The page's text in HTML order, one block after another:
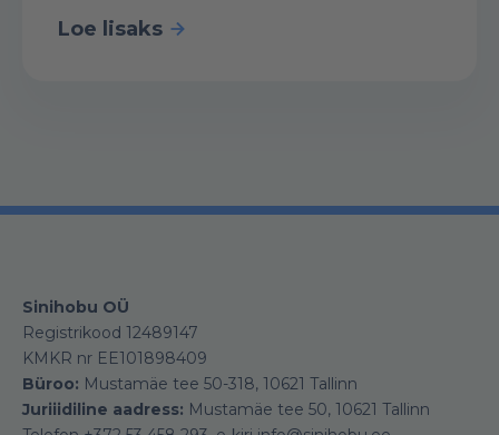
Loe lisaks
Sinihobu OÜ
Registrikood 12489147
KMKR nr EE101898409
Büroo: Mustamäe tee 50-318, 10621 Tallinn
Juriiidiline aadress: Mustamäe tee 50, 10621 Tallinn